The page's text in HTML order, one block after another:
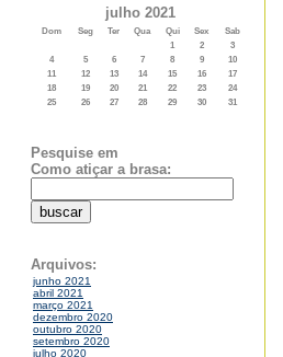
julho 2021
Dom Seg Ter Qua Qui Sex
Sab
1
2
3
4
5 6 7 8 9
10
11
12 13 14 15 16
17
18
19 20 21 22 23
24
25
26 27 28 29 30 31
Pesquise em
Como atiçar a brasa:
Arquivos:
junho 2021
abril 2021
março 2021
dezembro 2020
outubro 2020
setembro 2020
julho 2020